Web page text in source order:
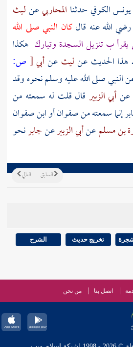
الكوفيحدثنا المحاربيعنليث
رضي الله عنه قالكان النبي صلى الله
يقرأ ب تنزيل السجدة وتبارك هكذا
هذا الحديث عنليث عنأبي[ ص:
النبي صلى الله عليه وسلم نحوه وقد
عنأبي الزبير قال قلت له سمعته من
إنما سمعته منصفوانأوابن صفوان
بن مسلمعنأبي الزبيرعنجابرنحو
التالي السابق
تخريج حديث الشرح
اتصل بنا من نحن